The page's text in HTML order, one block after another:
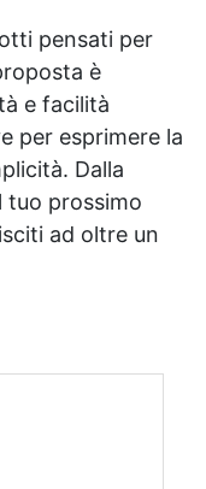
pensati per
è
e facilità
per esprimere la
Dalla
tuo prossimo
ad oltre un